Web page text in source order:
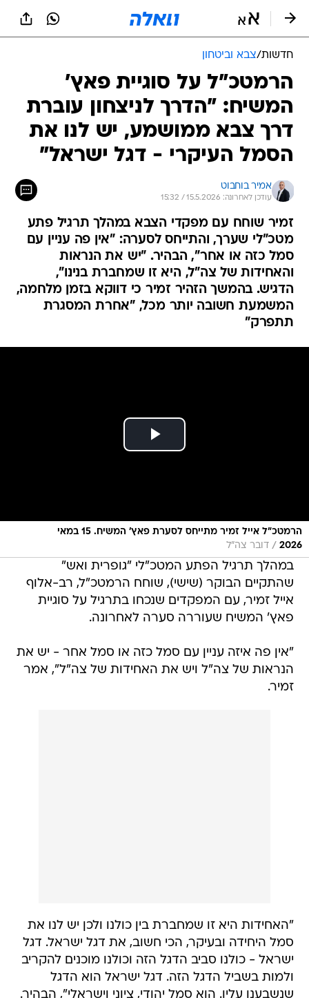
חדשות/צבא וביטחון
הרמטכ"ל על סוגיית פאץ'
המשיח: "הדרך לניצחון עוברת
דרך צבא ממושמע, יש לנו את
הסמל העיקרי - דגל ישראל"
אמיר בוחבוט
עודכן לאחרונה: 15.5.2026 / 15:32
זמיר שוחח עם מפקדי הצבא במהלך תרגיל פתע
מטכ"לי שערך, והתייחס לסערה: "אין פה עניין עם
סמל כזה או אחר", הבהיר. "יש את הנראות
והאחידות של צה"ל, היא זו שמחברת בנינו",
הדגיש. בהמשך הזהיר זמיר כי דווקא בזמן מלחמה,
המשמעת חשובה יותר מכל, "אחרת המסגרת
תתפרק"
הרמטכ"ל אייל זמיר מתייחס לסערת פאץ' המשיח. 15 במאי
2026
/ דובר צה"ל
במהלך תרגיל הפתע המטכ"לי "גופרית ואש"
שהתקיים הבוקר (שישי), שוחח הרמטכ"ל, רב-אלוף
אייל זמיר, עם המפקדים שנכחו בתרגיל על סוגיית
פאץ' המשיח שעוררה סערה לאחרונה.
"אין פה איזה עניין עם סמל כזה או סמל אחר - יש את
הנראות של צה"ל ויש את האחידות של צה"ל", אמר
זמיר.
"האחידות היא זו שמחברת בין כולנו ולכן יש לנו את
סמל היחידה ובעיקר, הכי חשוב, את דגל ישראל. דגל
ישראל - כולנו סביב הדגל הזה וכולנו מוכנים להקריב
ולמות בשביל הדגל הזה. דגל ישראל הוא הדגל
שנשבענו עליו. הוא סמל יהודי, ציוני וישראלי", הבהיר.